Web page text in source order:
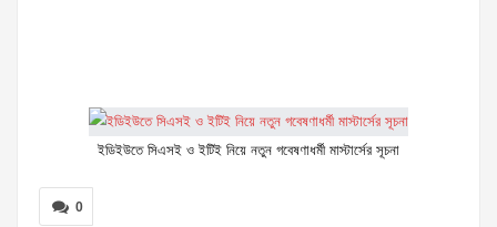
ইডিইউতে সিএসই ও ইটিই নিয়ে নতুন গবেষণাধর্মী মাস্টার্সের সূচনা
0